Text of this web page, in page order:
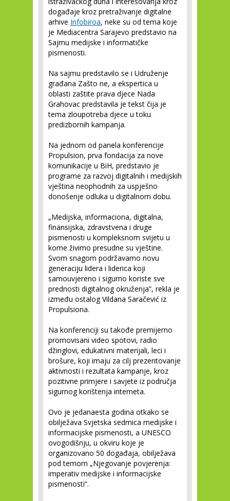
događaje kroz pretraživanje digitalne
arhive Infobiroa, neke su od tema koje
je Mediacentra Sarajevo predstavio na
Sajmu medijske i informatičke
pismenosti.
Na sajmu predstavilo se i Udruženje
građana Zašto ne, a ekspertica u
oblasti zaštite prava djece Nada
Grahovac predstavila je tekst čija je
tema zloupotreba djece u toku
predizbornih kampanja.
Na jednom od panela konferencije
Propulsion, prva fondacija za nove
komunikacije u BiH, predstavio je
programe za razvoj digitalnih i medijskih
vještina neophodnih za uspješno
donošenje odluka u digitalnom dobu.
„Medijska, informaciona, digitalna,
finansijska, zdravstvena i druge
pismenosti u kompleksnom svijetu u
kome živimo presudne su vještine.
Svom snagom podržavamo novu
generaciju lidera i liderica koji
samouvjereno i sigurno koriste sve
prednosti digitalnog okruženja”, rekla je
između ostalog Vildana Saračević iz
Propulsiona.
Na konferenciji su takođe premijerno
promovisani video spotovi, radio
džinglovi, edukativni materijali, leci i
brošure, koji imaju za cilj prezentovanje
aktivnosti i rezultata kampanje, kroz
pozitivne primjere i savjete iz područja
sigurnog korištenja interneta.
Ovo je jedanaesta godina otkako se
obilježava Svjetska sedmica medijske i
informacijske pismenosti, a UNESCO
ovogodišnju, u okviru koje je
organizovano 50 događaja, obilježava
pod temom „Njegovanje povjerenja:
imperativ medijske i informacijske
pismenosti“.